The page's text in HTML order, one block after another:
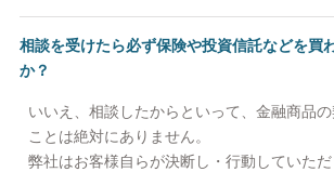
＊２ 弊社（金融商品仲介業者）は、いかなる
ず、その行う金融商品仲介業に関してお客様
価証券の預託を受けることはありません。
を有しておりません
相談を受けたら必ず保険や投資信託などを買
か？
いいえ、相談したからといって、金融商品
ことは絶対にありません。
弊社はお客様自らが決断し・行動していた